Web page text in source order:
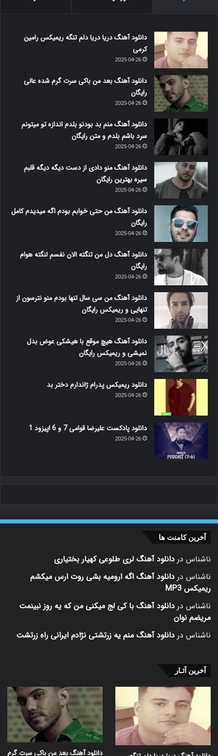
دانلود آهنگ دریا دریا دلم تنگه ریمیکس رامین
کرمی
2025-04-26
دانلود آهنگ بعد من باکی سرت گرم شده عالی
رایگان
2025-04-26
دانلود آهنگ منم بد بودنو بلدم اندازه تو میتونم
سرد باشم بلدم و متن رایگان
2025-04-26
دانلود آهنگ منو دادی از دست دیگه دیگه قلبم
سیره بهترین رایگان
2025-04-26
دانلود آهنگ من حتی خوابم بودم اگه میدیدم کامل
رایگان
2025-04-26
دانلود آهنگ دل من تنگته الان نفسم لنگته هوام
رایگان
2025-04-26
دانلود آهنگ من سی سال تنها بودم منو نترسون از
تنهایی و ریمیکس رایگان
2025-04-26
دانلود آهنگ هیچ موقع با هیشکی عوض بدل
نمیشی و ریمیکس رایگان
2025-04-26
دانلود ریمیکس پدرام ژاندارم دختر بد
2025-04-26
دانلود پادکست علیرضا قوامی 7 و 6 اپیزود 1
2025-04-26
آخرین کامنت ها
ناشناس در دانلود آهنگ لری طلوعی کهیار بختیاری
ناشناس در دانلود آهنگ اگه ارومیه بشی روت ارس میکشم
ریمیکس MP3
ناشناس در دانلود آهنگ با کی لج میکنی من که یه روز نبینمت
مریضم نوان
ناشناس در دانلود آهنگ منم یه زرتشتی نژادم ایرانی راه زرتشت
آخرین آثـار
دانلود آهنگ بعد من باکی سرت گرم